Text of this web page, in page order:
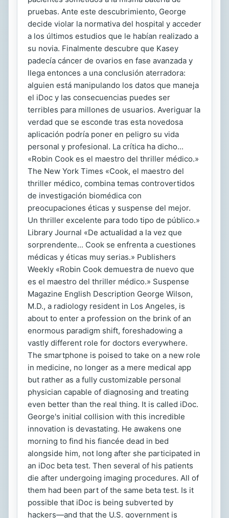
pruebas. Ante este descubrimiento, George
decide violar la normativa del hospital y acceder
a los últimos estudios que le habían realizado a
su novia. Finalmente descubre que Kasey
padecía cáncer de ovarios en fase avanzada y
llega entonces a una conclusión aterradora:
alguien está manipulando los datos que maneja
el iDoc y las consecuencias puedes ser
terribles para millones de usuarios. Averiguar la
verdad que se esconde tras esta novedosa
aplicación podría poner en peligro su vida
personal y profesional. La crítica ha dicho...
«Robin Cook es el maestro del thriller médico.»
The New York Times «Cook, el maestro del
thriller médico, combina temas controvertidos
de investigación biomédica con
preocupaciones éticas y suspense del mejor.
Un thriller excelente para todo tipo de público.»
Library Journal «De actualidad a la vez que
sorprendente... Cook se enfrenta a cuestiones
médicas y éticas muy serias.» Publishers
Weekly «Robin Cook demuestra de nuevo que
es el maestro del thriller médico.» Suspense
Magazine English Description George Wilson,
M.D., a radiology resident in Los Angeles, is
about to enter a profession on the brink of an
enormous paradigm shift, foreshadowing a
vastly different role for doctors everywhere.
The smartphone is poised to take on a new role
in medicine, no longer as a mere medical app
but rather as a fully customizable personal
physician capable of diagnosing and treating
even better than the real thing. It is called iDoc.
George's initial collision with this incredible
innovation is devastating. He awakens one
morning to find his fiancée dead in bed
alongside him, not long after she participated in
an iDoc beta test. Then several of his patients
die after undergoing imaging procedures. All of
them had been part of the same beta test. Is it
possible that iDoc is being subverted by
hackers—and that the U.S. government is